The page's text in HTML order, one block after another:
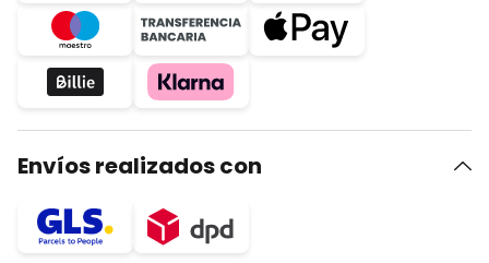
Envíos realizados con